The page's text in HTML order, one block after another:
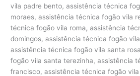
vila padre bento, assistência técnica
moraes, assistência técnica fogão vila
técnica fogão vila roma, assistência
domingos, assistência técnica fogão
assistência técnica fogão vila santa
fogão vila santa terezinha, assistência
francisco, assistência técnica fogão